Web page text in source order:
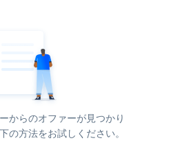
からのオファーが見つかり
の方法をお試しください。